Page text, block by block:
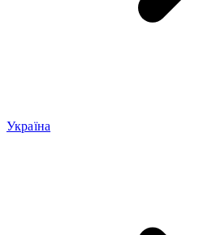
Україна